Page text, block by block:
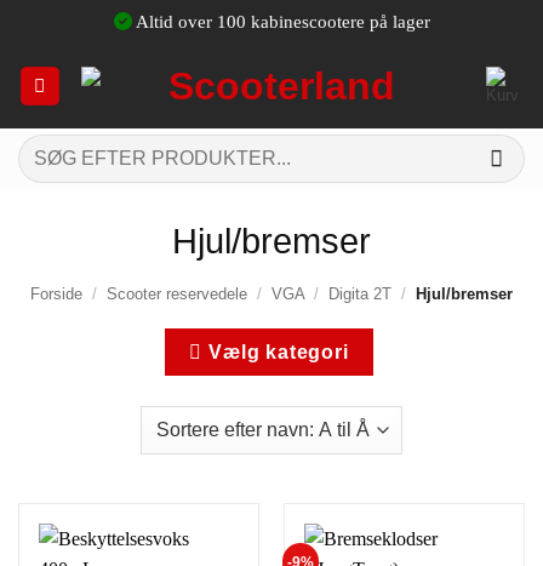
indhold
Altid over 100 kabinescootere på lager
Søg
efter:
Hjul/bremser
Forside / Scooter reservedele / VGA / Digita 2T / Hjul/bremser
Vælg kategori
-9%